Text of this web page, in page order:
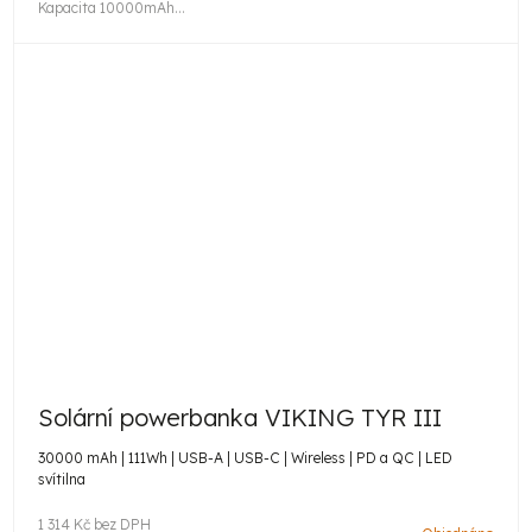
Kapacita 10000mAh...
Solární powerbanka VIKING TYR III
30000 mAh | 111Wh | USB-A | USB-C | Wireless | PD a QC | LED
svítilna
1 314 Kč bez DPH